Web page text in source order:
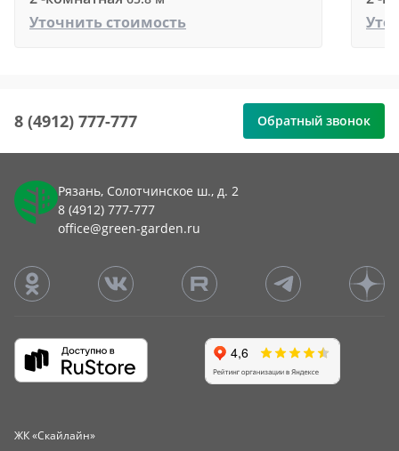
Уточнить стоимость
8 (4912) 777-777 Обратный звонок
Рязань, Солотчинское ш., д. 2
8 (4912) 777-777
office@green-garden.ru
ЖК «Скайлайн»